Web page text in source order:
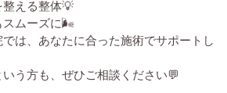
える整体💡
スムーズに🌬️
は、あなたに合った施術でサポートし
う方も、ぜひご相談ください💬